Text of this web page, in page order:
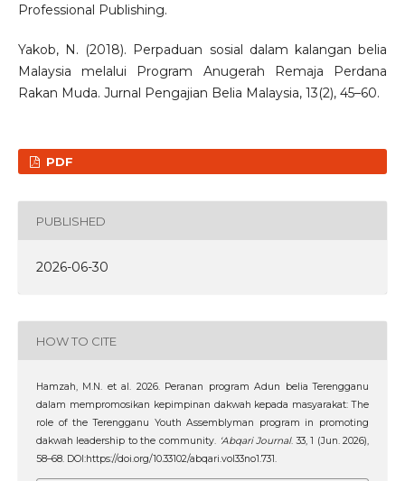
Professional Publishing.
Yakob, N. (2018). Perpaduan sosial dalam kalangan belia
Malaysia melalui Program Anugerah Remaja Perdana
Rakan Muda. Jurnal Pengajian Belia Malaysia, 13(2), 45–60.
PDF
PUBLISHED
2026-06-30
HOW TO CITE
Hamzah, M.N. et al. 2026. Peranan program Adun belia Terengganu
dalam mempromosikan kepimpinan dakwah kepada masyarakat: The
role of the Terengganu Youth Assemblyman program in promoting
dakwah leadership to the community. ‘Abqari Journal. 33, 1 (Jun. 2026),
58–68. DOI:https://doi.org/10.33102/abqari.vol33no1.731.